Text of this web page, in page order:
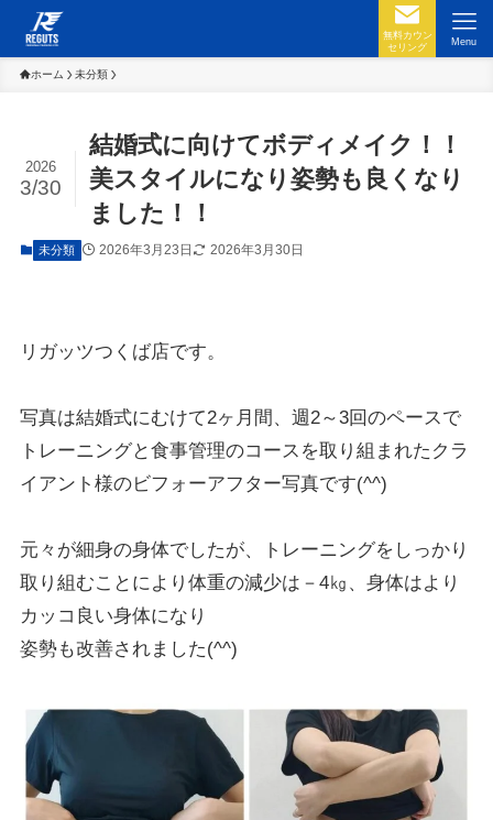
無料カウン
セリング
Menu
ホーム 未分類
結婚式に向けてボディメイク！！
美スタイルになり姿勢も良くなり
ました！！
2026
3/30
未分類 2026年3月23日 2026年3月30日
リガッツつくば店です。
写真は結婚式にむけて2ヶ月間、週2～3回のペースで
トレーニングと食事管理のコースを取り組まれたクラ
イアント様のビフォーアフター写真です(^^)
元々が細身の身体でしたが、トレーニングをしっかり
取り組むことにより体重の減少は－4㎏、身体はより
カッコ良い身体になり
姿勢も改善されました(^^)